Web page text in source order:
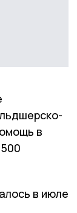
в
в июле